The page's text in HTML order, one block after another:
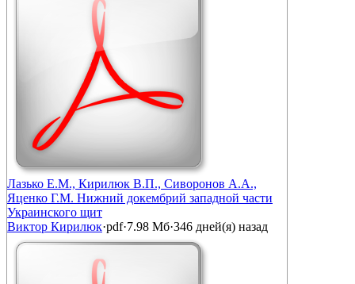
Лазько Е.М., Кирилюк В.П., Сиворонов А.А.,
Яценко Г.М. Нижний докембрий западной части
Украинского щит
Виктор Кирилюк·pdf·7.98 Мб·346 дней(я) назад